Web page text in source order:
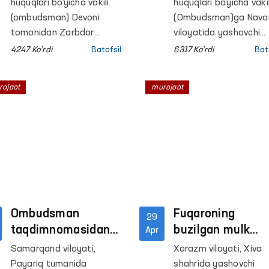
nisbatan choralar
ko‘rildi
huquqlari bo‘yicha vakili
(ombudsman) Devoni
tomonidan Zarbdor
tuman tibbiyot
xodimlarning ish haqi
4247 Ko'rdi Batafsil
fuqaroga
tovonini to‘lashga
majbur bo‘ldi
huquqlari bo‘yicha
(Ombudsman)ga
viloyatida yashovchi
fuqaro A.O. sug‘urta
harakatsizligi bo‘yicha
6317 Ko'rdi
Ombudsman
taqdimnomasidan
so‘ng fuqaro
mulkiga qo‘yilgan
Samarqand viloyati,
Payariq tumanida
29
Apr
Fuqaroning
buzilgan mulk
huquqi tiklandi
Xorazm viloyati, Xiva
shahrida yashovchi
murojaat